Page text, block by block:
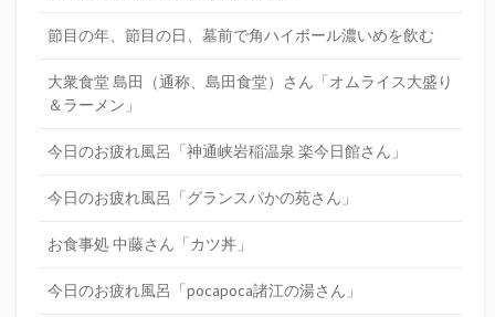
節目の年、節目の日、墓前で角ハイボール濃いめを飲む
大衆食堂 島田（通称、島田食堂）さん「オムライス大盛り
＆ラーメン」
今日のお疲れ風呂「神通峡岩稲温泉 楽今日館さん」
今日のお疲れ風呂「グランスパかの苑さん」
お食事処 中藤さん「カツ丼」
今日のお疲れ風呂「pocapoca諸江の湯さん」